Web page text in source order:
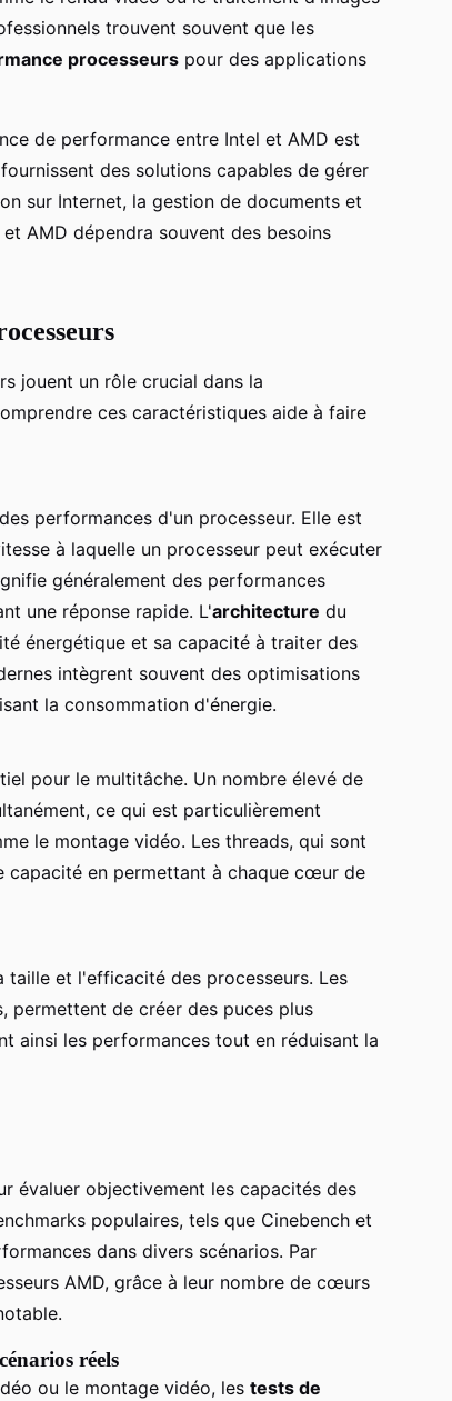
trouvent souvent que les
processeurs pour des applications
de performance entre Intel et AMD est
des solutions capables de gérer
sur Internet, la gestion de documents et
AMD dépendra souvent des besoins
jouent un rôle crucial dans la
ces caractéristiques aide à faire
performances d'un processeur. Elle est
à laquelle un processeur peut exécuter
généralement des performances
une réponse rapide. L'architecture du
énergétique et sa capacité à traiter des
intègrent souvent des optimisations
la consommation d'énergie.
pour le multitâche. Un nombre élevé de
ce qui est particulièrement
le montage vidéo. Les threads, qui sont
capacité en permettant à chaque cœur de
taille et l'efficacité des processeurs. Les
permettent de créer des puces plus
ainsi les performances tout en réduisant la
évaluer objectivement les capacités des
populaires, tels que Cinebench et
dans divers scénarios. Par
AMD, grâce à leur nombre de cœurs
réels
ou le montage vidéo, les tests de